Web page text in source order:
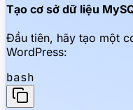
Tạo cơ sở dữ liệu
Đầu tiên, hãy tạo một
WordPress:
bash